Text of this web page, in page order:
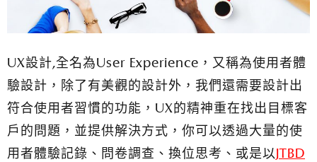
UX設計,全名為User Experience，又稱為使用者體
驗設計，除了有美觀的設計外，我們還需要設計出
符合使用者習慣的功能，UX的精神重在找出目標客
戶的問題，並提供解決方式，你可以透過大量的使
用者體驗記錄、問卷調查、換位思考、或是以JTBD